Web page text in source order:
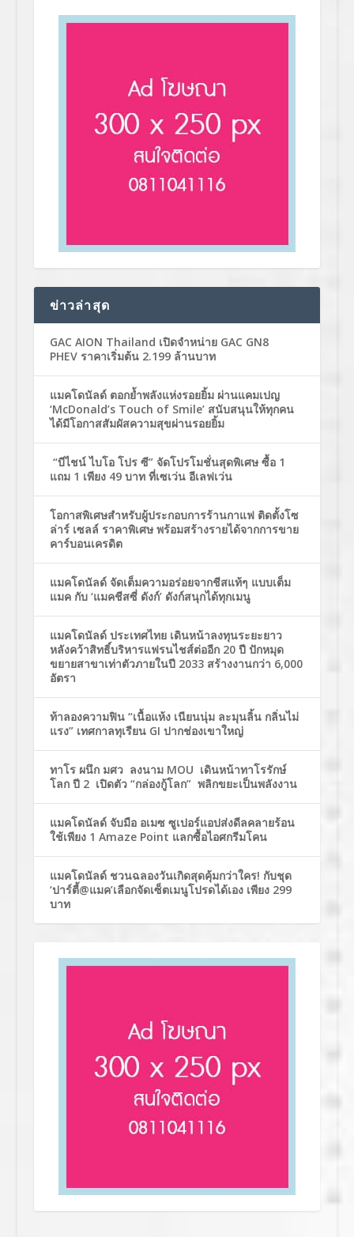
ข่าวล่าสุด
GAC AION Thailand เปิดจำหน่าย GAC GN8
PHEV ราคาเริ่มต้น 2.199 ล้านบาท
แมคโดนัลด์ ตอกย้ำพลังแห่งรอยยิ้ม ผ่านแคมเปญ
‘McDonald’s Touch of Smile’ สนับสนุนให้ทุกคน
ได้มีโอกาสสัมผัสความสุขผ่านรอยยิ้ม
“บีไชน์ ไบโอ โปร ซี” จัดโปรโมชั่นสุดพิเศษ ซื้อ 1
แถม 1 เพียง 49 บาท ที่เซเว่น อีเลฟเว่น
โอกาสพิเศษสำหรับผู้ประกอบการร้านกาแฟ ติดตั้งโซ
ล่าร์ เซลล์ ราคาพิเศษ พร้อมสร้างรายได้จากการขาย
คาร์บอนเครดิต
แมคโดนัลด์ จัดเต็มความอร่อยจากชีสแท้ๆ แบบเต็ม
แมค กับ ‘แมคชีสซี่ ดังก์’ ดังก์สนุกได้ทุกเมนู
แมคโดนัลด์ ประเทศไทย เดินหน้าลงทุนระยะยาว
หลังคว้าสิทธิ์บริหารแฟรนไชส์ต่ออีก 20 ปี ปักหมุด
ขยายสาขาเท่าตัวภายในปี 2033 สร้างงานกว่า 6,000
อัตรา
ท้าลองความฟิน “เนื้อแห้ง เนียนนุ่ม ละมุนลิ้น กลิ่นไม่
แรง” เทศกาลทุเรียน GI ปากช่องเขาใหญ่
ทาโร ผนึก มศว ลงนาม MOU เดินหน้าทาโรรักษ์
โลก ปี 2 เปิดตัว “กล่องกู้โลก” พลิกขยะเป็นพลังงาน
แมคโดนัลด์ จับมือ อเมซ ซูเปอร์แอปส่งดีลคลายร้อน
ใช้เพียง 1 Amaze Point แลกซื้อไอศกรีมโคน
แมคโดนัลด์ ชวนฉลองวันเกิดสุดคุ้มกว่าใคร! กับชุด
‘ปาร์ตี้@แมค’เลือกจัดเซ็ตเมนูโปรดได้เอง เพียง 299
บาท